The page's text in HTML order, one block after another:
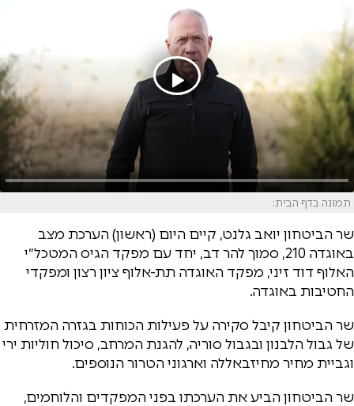
תמונה בדף הבית:
שר הביטחון יואב גלנט, קיים היום (ראשון) הערכת מצב
באוגדה 210, סמוך להר דב, יחד עם מפקד הגיס המטכל״י
האלוף דוד זיני, מפקד האוגדה תת-אלוף ציון רצון ומפקדי
החטיבות באוגדה.
שר הביטחון קיבל סקירה על פעילות הכוחות בגזרה המזרחית
של גבול הלבנון ובגבול סוריה, להגנת המרחב, סיכול חוליות ירי
וגביית מחיר מחיזבאללה וארגוני הטרור הנוספים.
שר הביטחון הביע את הערכתו בפני המפקדים והלוחמים,